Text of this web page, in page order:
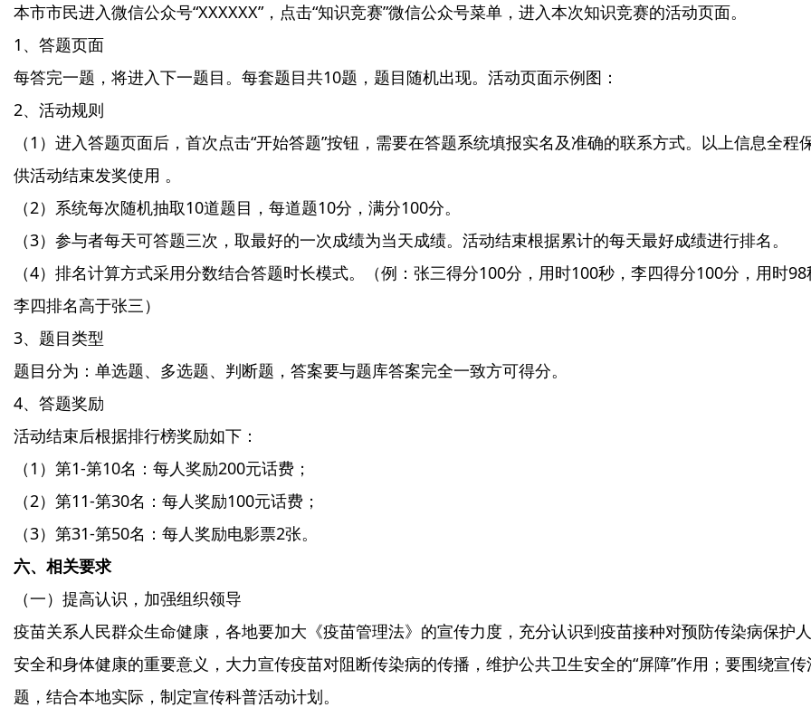
本市市民进入微信公众号“XXXXXX”，点击“知识竞赛”微信公众号菜单，进入本次知识竞赛的活动页面。
1、答题页面
每答完一题，将进入下一题目。每套题目共10题，题目随机出现。活动页面示例图：
2、活动规则
（1）进入答题页面后，首次点击“开始答题”按钮，需要在答题系统填报实名及准确的联系方式。以上信息全程
供活动结束发奖使用 。
（2）系统每次随机抽取10道题目，每道题10分，满分100分。
（3）参与者每天可答题三次，取最好的一次成绩为当天成绩。活动结束根据累计的每天最好成绩进行排名。
（4）排名计算方式采用分数结合答题时长模式。（例：张三得分100分，用时100秒，李四得分100分，用时98
李四排名高于张三）
3、题目类型
题目分为：单选题、多选题、判断题，答案要与题库答案完全一致方可得分。
4、答题奖励
活动结束后根据排行榜奖励如下：
（1）第1-第10名：每人奖励200元话费；
（2）第11-第30名：每人奖励100元话费；
（3）第31-第50名：每人奖励电影票2张。
六、相关要求
（一）提高认识，加强组织领导
疫苗关系人民群众生命健康，各地要加大《疫苗管理法》的宣传力度，充分认识到疫苗接种对预防传染病保护
安全和身体健康的重要意义，大力宣传疫苗对阻断传染病的传播，维护公共卫生安全的“屏障”作用；要围绕宣传
题，结合本地实际，制定宣传科普活动计划。